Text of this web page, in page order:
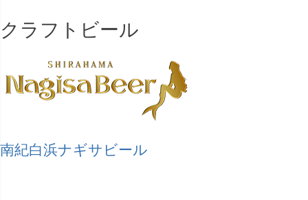
クラフトビール
南紀白浜ナギサビール